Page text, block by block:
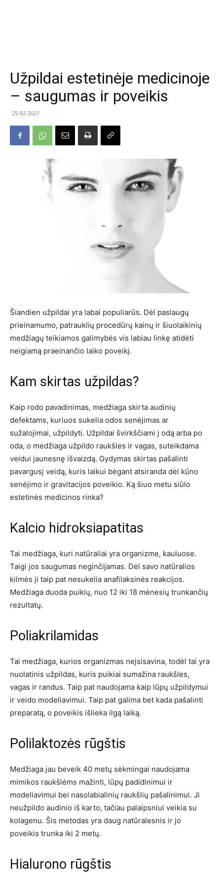
Užpildai estetinėje medicinoje
– saugumas ir poveikis
25-02-2021
Šiandien užpildai yra labai populiarūs. Dėl paslaugų
prieinamumo, patrauklių procedūrų kainų ir šiuolaikinių
medžiagų teikiamos galimybės vis labiau linkę atidėti
neigiamą praeinančio laiko poveikį.
Kam skirtas užpildas?
Kaip rodo pavadinimas, medžiaga skirta audinių
defektams, kuriuos sukelia odos senėjimas ar
sužalojimai, užpildyti. Užpildai švirkščiami į odą arba po
oda, o medžiaga užpildo raukšles ir vagas, suteikdama
veidui jaunesnę išvaizdą. Gydymas skirtas pašalinti
pavargusį veidą, kuris laikui bėgant atsiranda dėl kūno
senėjimo ir gravitacijos poveikio. Ką šiuo metu siūlo
estetinės medicinos rinka?
Kalcio hidroksiapatitas
Tai medžiaga, kuri natūraliai yra organizme, kauluose.
Taigi jos saugumas neginčijamas. Dėl savo natūralios
kilmės ji taip pat nesukelia anafilaksinės reakcijos.
Medžiaga duoda puikių, nuo 12 iki 18 mėnesių trunkančių
rezultatų.
Poliakrilamidas
Tai medžiaga, kurios organizmas neįsisavina, todėl tai yra
nuolatinis užpildas, kuris puikiai sumažina raukšles,
vagas ir randus. Taip pat naudojama kaip lūpų užpildymui
ir veido modeliavimui. Taip pat galima bet kada pašalinti
preparatą, o poveikis išlieka ilgą laiką.
Polilaktozės rūgštis
Medžiaga jau beveik 40 metų sėkmingai naudojama
mimikos raukšlėms mažinti, lūpų padidinimui ir
modeliavimui bei nasolabialinių raukšlių pašalinimui. Ji
neužpildo audinio iš karto, tačiau palaipsniui veikia su
kolagenu. Šis metodas yra daug natūralesnis ir jo
poveikis trunka iki 2 metų.
Hialurono rūgštis